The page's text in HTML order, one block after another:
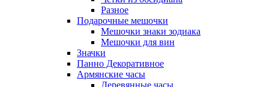
Разное
Подарочные мешочки
Мешочки знаки зодиака
Мешочки для вин
Значки
Панно Декоративное
Армянские часы
Деревянные часы